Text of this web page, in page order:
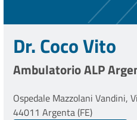
Dr. Coco Vito
Ambulatorio ALP
Ospedale Mazzolani Vandini,
44011 Argenta (FE)